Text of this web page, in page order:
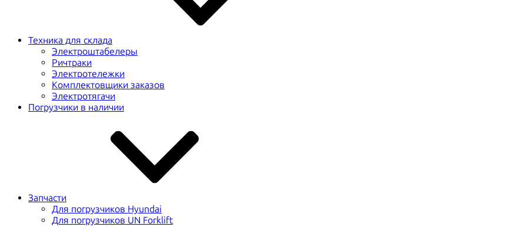
Техника для склада
Электроштабелеры
Ричтраки
Электротележки
Комплектовщики заказов
Электротягачи
Погрузчики в наличии
Запчасти
Для погрузчиков Hyundai
Для погрузчиков UN Forklift